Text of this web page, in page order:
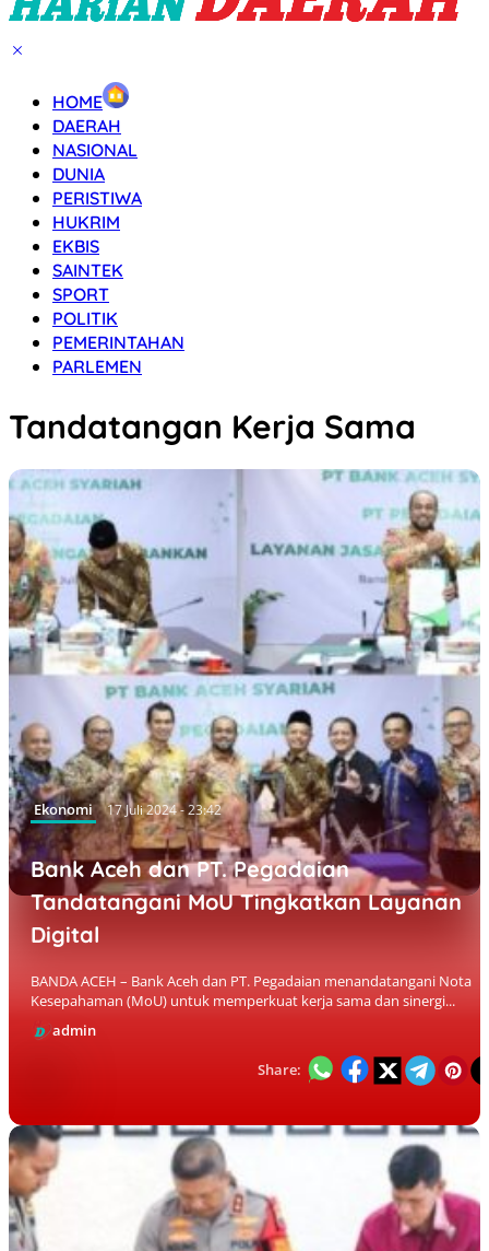
HOME
DAERAH
NASIONAL
DUNIA
PERISTIWA
HUKRIM
EKBIS
SAINTEK
SPORT
POLITIK
PEMERINTAHAN
PARLEMEN
Tandatangan Kerja Sama
Ekonomi 17 Juli 2024 - 23:42
Bank Aceh dan PT. Pegadaian
Tandatangani MoU Tingkatkan Layanan
Digital
BANDA ACEH – Bank Aceh dan PT. Pegadaian menandatangani Nota
Kesepahaman (MoU) untuk memperkuat kerja sama dan sinergi...
admin
Share: